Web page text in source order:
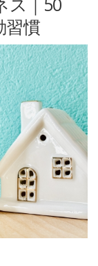
MEET)
ッフ紹介／求人情報
コラム パ
習慣